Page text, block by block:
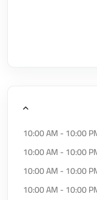
10:00 AM - 10:00
10:00 AM - 10:00
10:00 AM - 10:00
10:00 AM - 10:00